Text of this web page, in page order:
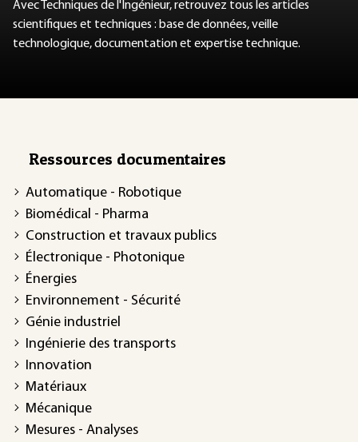
Avec Techniques de l'Ingénieur, retrouvez tous les articles
scientifiques et techniques : base de données, veille
technologique, documentation et expertise technique.
Ressources documentaires
Automatique - Robotique
Biomédical - Pharma
Construction et travaux publics
Électronique - Photonique
Énergies
Environnement - Sécurité
Génie industriel
Ingénierie des transports
Innovation
Matériaux
Mécanique
Mesures - Analyses